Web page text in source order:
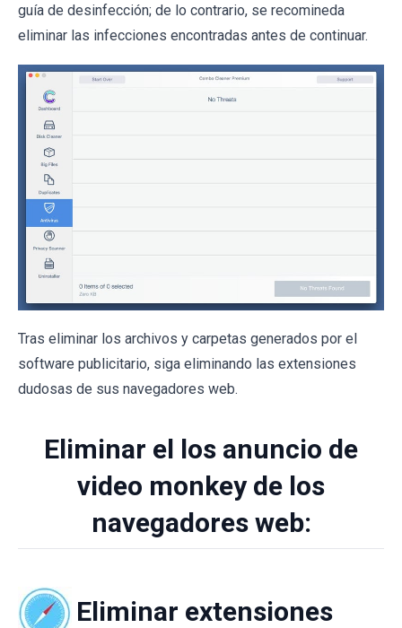
guía de desinfección; de lo contrario, se recomineda
eliminar las infecciones encontradas antes de continuar.
Tras eliminar los archivos y carpetas generados por el
software publicitario, siga eliminando las extensiones
dudosas de sus navegadores web.
Eliminar el los anuncio de
video monkey de los
navegadores web:
Eliminar extensiones